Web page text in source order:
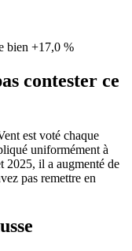
bien +17,0 %
contester ce
est voté chaque
uniformément à
2025, il a augmenté de
pas remettre en